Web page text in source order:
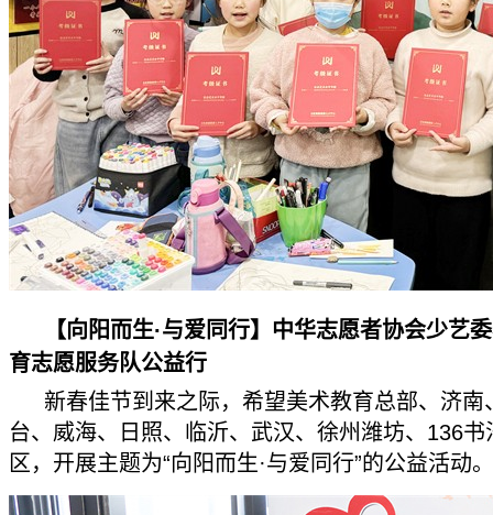
【向阳而生·与爱同行】中华志愿者协会少艺
育志愿服务队公益行
新春佳节到来之际，希望美术教育总部、济南
台、威海、日照、临沂、武汉、徐州潍坊、136书
区，开展主题为“向阳而生·与爱同行”的公益活动。